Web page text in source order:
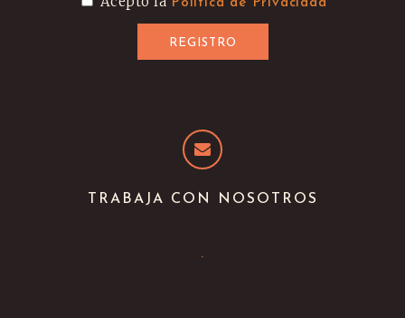
Politica de Privacidad
TRABAJA CON NOSOTROS
.